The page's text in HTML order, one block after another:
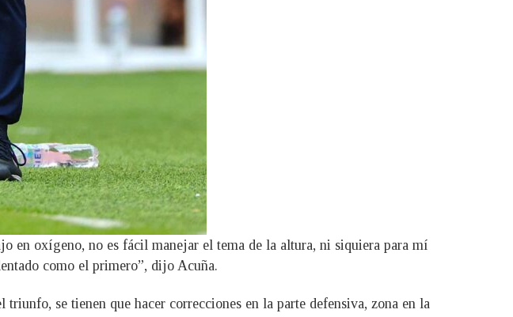
en oxígeno, no es fácil manejar el tema de la altura, ni siquiera para mí
como el primero”, dijo Acuña.
se tienen que hacer correcciones en la parte defensiva, zona en la